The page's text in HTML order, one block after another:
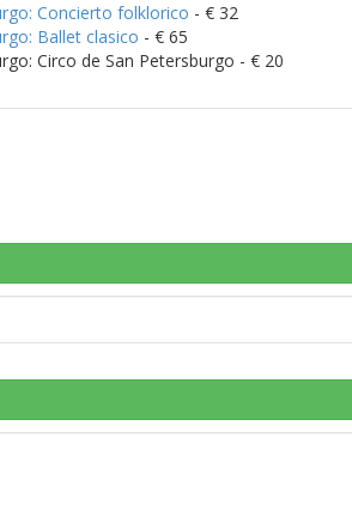
Concierto folklorico - € 32
Ballet clasico - € 65
Circo de San Petersburgo - € 20